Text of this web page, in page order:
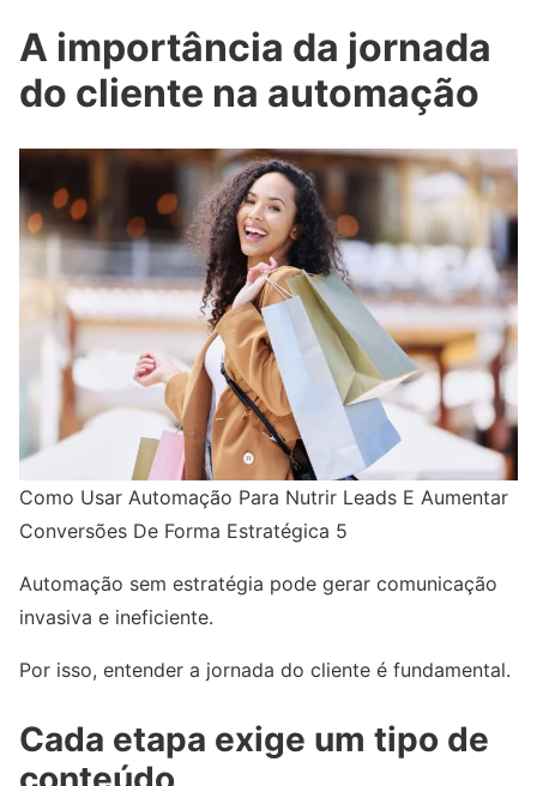
A importância da jornada
do cliente na automação
Como Usar Automação Para Nutrir Leads E Aumentar
Conversões De Forma Estratégica 5
Automação sem estratégia pode gerar comunicação
invasiva e ineficiente.
Por isso, entender a jornada do cliente é fundamental.
Cada etapa exige um tipo de